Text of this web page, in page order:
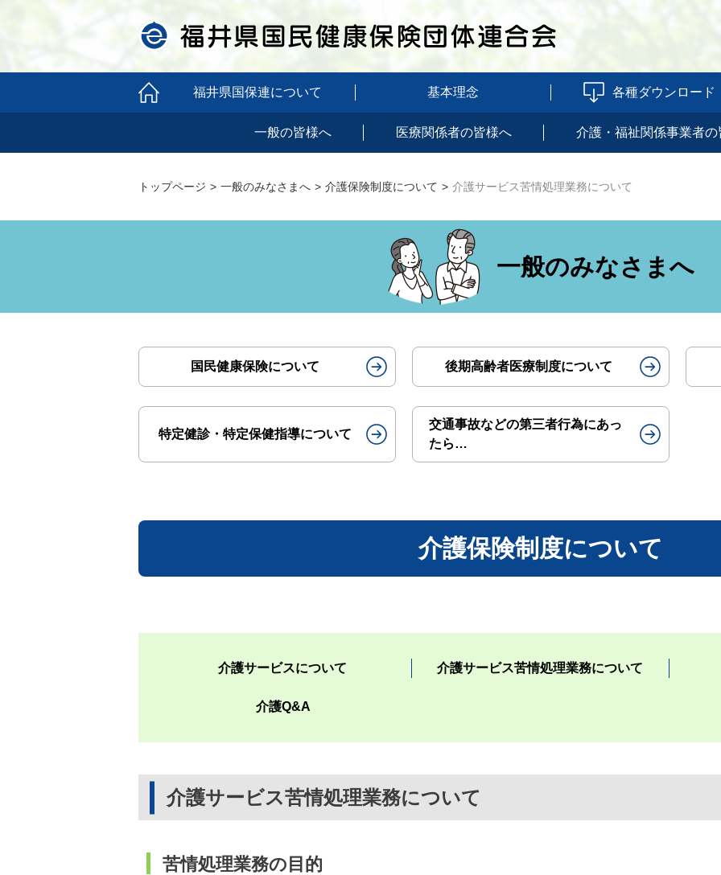
福井県国保連について 基本理念 各種ダウンロード
一般の皆様へ 医療関係者の皆様へ 介護・福祉関係事業者の
トップページ 一般のみなさまへ 介護保険制度について 介護サービス苦情処理業務について
一般のみなさまへ
国民健康保険について 後期高齢者医療制度について
特定健診・特定保健指導について
交通事故などの第三者行為にあっ
たら…
介護保険制度について
介護サービスについて 介護サービス苦情処理業務について
介護Q&A
介護サービス苦情処理業務について
苦情処理業務の目的